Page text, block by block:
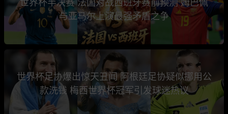
世界杯半决赛 法国对战西班牙赛前预测 姆巴佩
与亚马尔上演最强矛盾之争
世界杯足协爆出惊天丑闻 阿根廷足协疑似挪用公
款洗钱 梅西世界杯冠军引发球迷热议